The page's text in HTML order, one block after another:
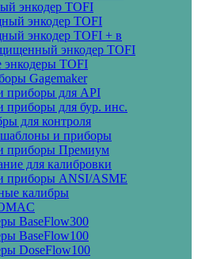
энкодер TOFI
энкодер TOFI
энкодер TOFI + в
энкодер TOFI
TOFI
Gagemaker
приборы для API
приборы для бур. инс.
для контроля
и приборы
приборы Премиум
для калибровки
приборы ANSI/ASME
калибры
BaseFlow300
BaseFlow100
DoseFlow100